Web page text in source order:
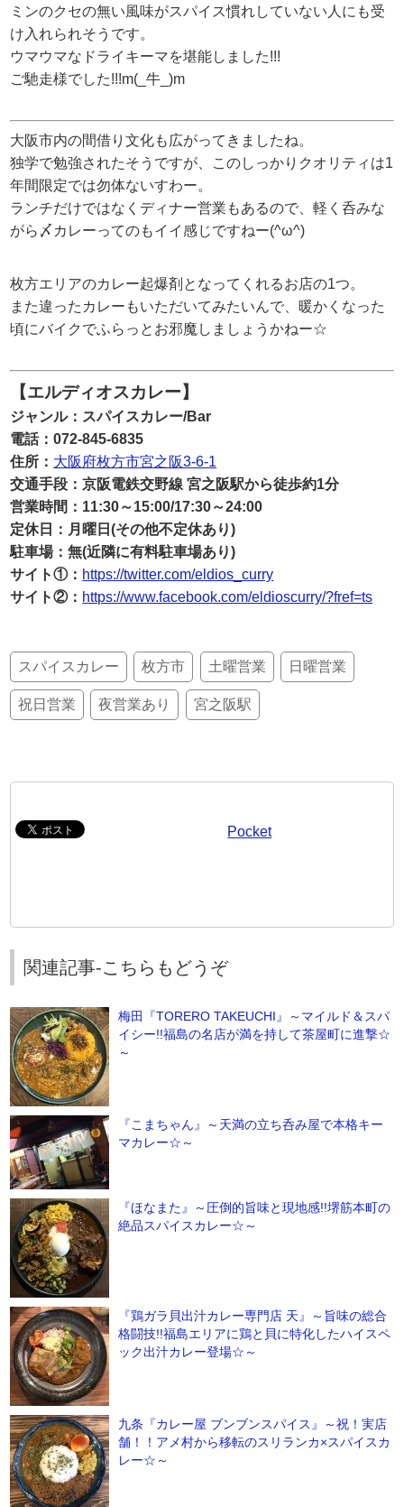
ミンのクセの無い風味がスパイス慣れしていない人にも受
け入れられそうです。
ウマウマなドライキーマを堪能しました!!!
ご馳走様でした!!!m(_牛_)m
大阪市内の間借り文化も広がってきましたね。
独学で勉強されたそうですが、このしっかりクオリティは1
年間限定では勿体ないすわー。
ランチだけではなくディナー営業もあるので、軽く呑みな
がら〆カレーってのもイイ感じですねー(^ω^)
枚方エリアのカレー起爆剤となってくれるお店の1つ。
また違ったカレーもいただいてみたいんで、暖かくなった
頃にバイクでふらっとお邪魔しましょうかねー☆
【エルディオスカレー】
ジャンル：スパイスカレー/Bar
電話：072-845-6835
住所： 大阪府枚方市宮之阪3-6-1
交通手段：京阪電鉄交野線 宮之阪駅から徒歩約1分
営業時間：11:30～15:00/17:30～24:00
定休日：月曜日(その他不定休あり)
駐車場：無(近隣に有料駐車場あり)
サイト①： https://twitter.com/eldios_curry
サイト②： https://www.facebook.com/eldioscurry/?fref=ts
スパイスカレー 枚方市 土曜営業 日曜営業
祝日営業 夜営業あり 宮之阪駅
Pocket
関連記事-こちらもどうぞ
梅田『TORERO TAKEUCHI』～マイルド＆スパ
イシー!!福島の名店が満を持して茶屋町に進撃☆
～
『こまちゃん』～天満の立ち呑み屋で本格キー
マカレー☆～
『ほなまた』～圧倒的旨味と現地感!!堺筋本町の
絶品スパイスカレー☆～
『鶏ガラ貝出汁カレー専門店 天』～旨味の総合
格闘技!!福島エリアに鶏と貝に特化したハイスペ
ック出汁カレー登場☆～
九条『カレー屋 ブンブンスパイス』～祝！実店
舗！！アメ村から移転のスリランカ×スパイスカ
レー☆～